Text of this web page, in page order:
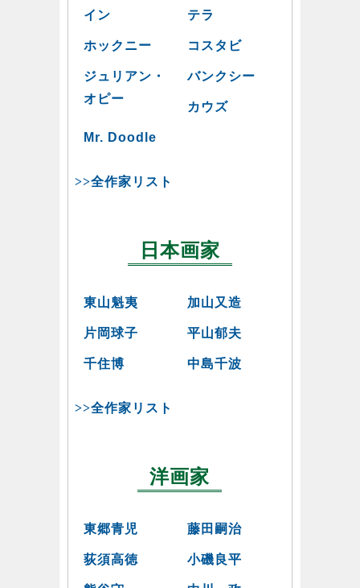
イン
テラ
ホックニー コスタビ
ジュリアン・
オピー
バンクシー
カウズ
Mr. Doodle
>>全作家リスト
日本画家
東山魁夷 加山又造
片岡球子 平山郁夫
千住博 中島千波
>>全作家リスト
洋画家
東郷青児 藤田嗣治
荻須高徳 小磯良平